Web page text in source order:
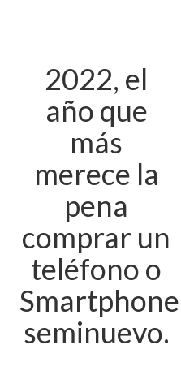
2022, el
año que
más
merece la
pena
comprar un
teléfono o
Smartphone
seminuevo.